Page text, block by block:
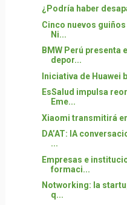
¿Podría haber
Cinco nuevos
Ni...
BMW Perú presenta
depor...
Iniciativa de
EsSalud impulsa
Eme...
Xiaomi transmitirá
DA’AT: IA
...
Empresas e
formaci...
Notworking: la
q...